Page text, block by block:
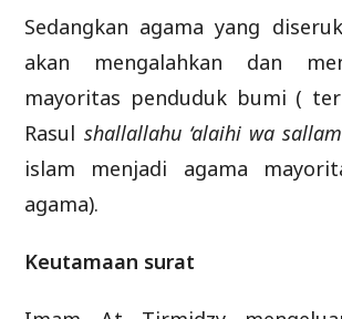
Sedangkan agama yang
akan mengalahkan dan
mayoritas penduduk bumi (
Rasul shallallahu ‘alaihi wa sallam
islam menjadi agama
agama).
Keutamaan surat